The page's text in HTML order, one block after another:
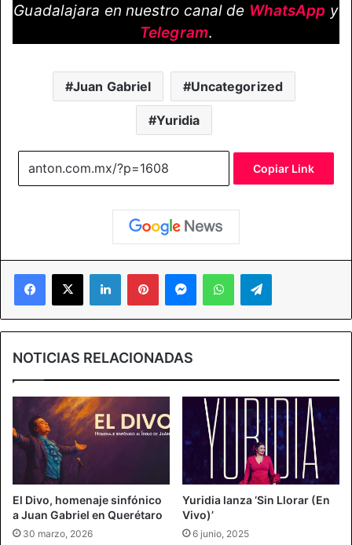
Guadalajara en nuestro canal de WhatsApp y
Telegram.
Juan Gabriel Uncategorized
Yuridia
Copiar Link
NOTICIAS RELACIONADAS
El Divo, homenaje sinfónico
a Juan Gabriel en Querétaro
30 marzo, 2026
Yuridia lanza ‘Sin Llorar (En
Vivo)’
6 junio, 2025